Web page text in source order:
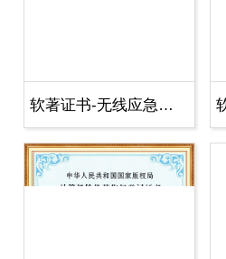
软著证书-无线应急救援电话应用系统